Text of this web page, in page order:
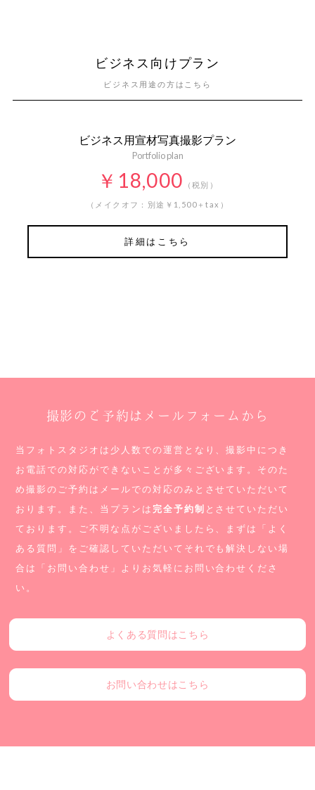
ビジネス向けプラン
ビジネス用途の方はこちら
ビジネス用宣材写真撮影プラン
Portfolio plan
￥18,000 （税別）
（メイクオフ：別途￥1,500＋tax）
詳細はこちら
撮影のご予約はメールフォームから
当フォトスタジオは少人数での運営となり、撮影中につき
お電話での対応ができないことが多々ございます。 そのた
め撮影のご予約はメールでの対応のみとさせていただいて
おります。
また、当プランは 完全予約制 とさせていただい
ております。
ご不明な点がございましたら、まずは「よく
ある質問」をご確認していただいて それでも解決しない場
合は「お問い合わせ」よりお気軽にお問い合わせくださ
い。
よくある質問はこちら
お問い合わせはこちら